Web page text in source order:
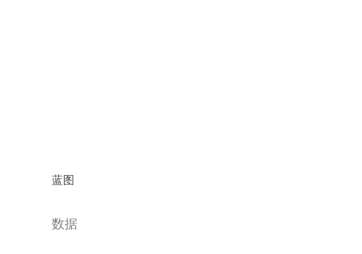
蓝图
数据